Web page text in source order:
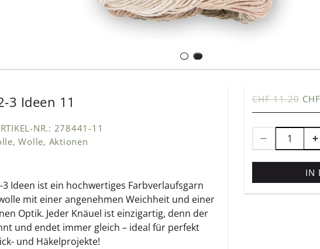
3 Ideen 11
NR.: 278441-11
,Wolle, Aktionen
3 Ideen ist ein hochwertiges Farbverlaufsgarn
mit einer angenehmen Weichheit und einer
Optik. Jeder Knäuel ist einzigartig, denn der
und endet immer gleich – ideal für perfekt
und Häkelprojekte!
CHF 11.20
IN